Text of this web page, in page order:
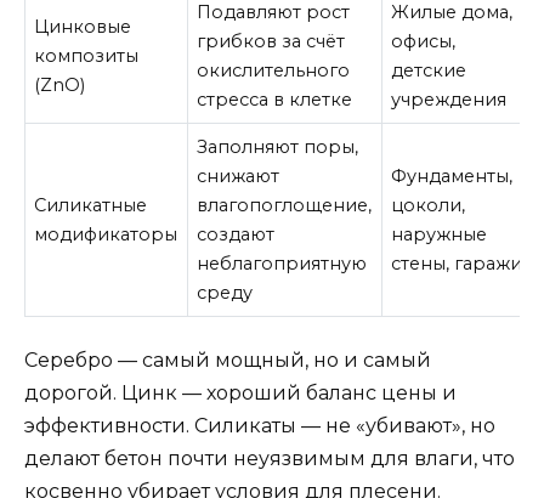
Цинковые
композиты
(ZnO)
Подавляют рост
грибков за счёт
окислительного
стресса в клетке
Жилые дома,
офисы,
детские
учреждения
Силикатные
модификаторы
Заполняют поры,
снижают
влагопоглощение,
создают
неблагоприятную
среду
Фундаменты,
цоколи,
наружные
стены, гаражи
Серебро — самый мощный, но и самый
дорогой. Цинк — хороший баланс цены и
эффективности. Силикаты — не «убивают», но
делают бетон почти неуязвимым для влаги, что
косвенно убирает условия для плесени.